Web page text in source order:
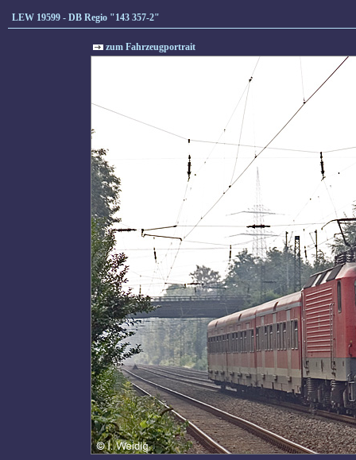
LEW 19599 - DB Regio "143 357-2"
zum Fahrzeugportrait